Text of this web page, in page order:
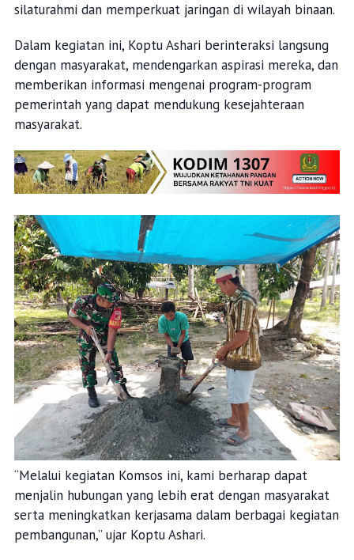
silaturahmi dan memperkuat jaringan di wilayah binaan.
Dalam kegiatan ini, Koptu Ashari berinteraksi langsung
dengan masyarakat, mendengarkan aspirasi mereka, dan
memberikan informasi mengenai program-program
pemerintah yang dapat mendukung kesejahteraan
masyarakat.
“Melalui kegiatan Komsos ini, kami berharap dapat
menjalin hubungan yang lebih erat dengan masyarakat
serta meningkatkan kerjasama dalam berbagai kegiatan
pembangunan,” ujar Koptu Ashari.